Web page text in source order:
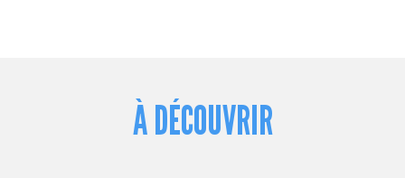
À DÉCOUVRIR